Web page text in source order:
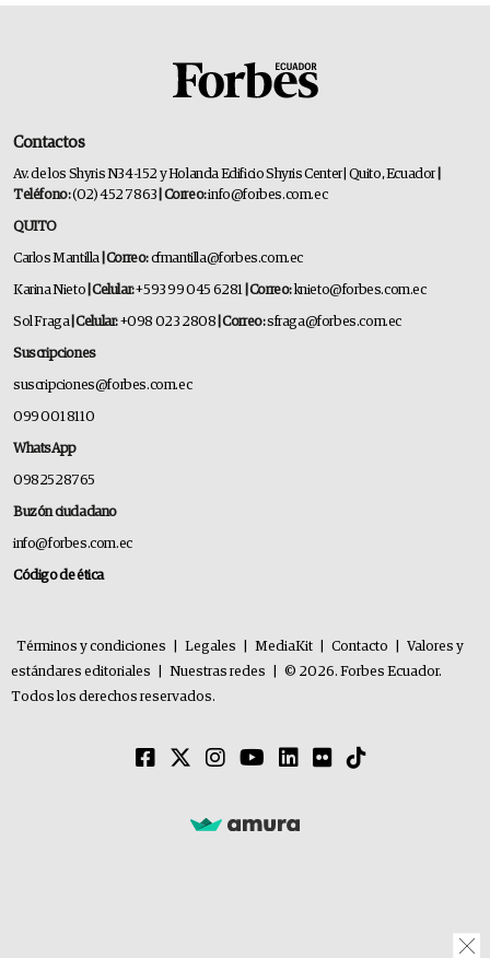
Contactos
Av. de los Shyris N34-152 y Holanda Edificio Shyris Center | Quito, Ecuador
Teléfono:(02) 452 7863 | Correo:info@forbes.com.ec
QUITO
Carlos Mantilla | Correo:cfmantilla@forbes.com.ec
Karina Nieto | Celular:+593 99 045 6281 | Correo:knieto@forbes.com.ec
Sol Fraga| Celular:+098 023 2808 | Correo:sfraga@forbes.com.ec
Suscripciones
suscripciones@forbes.com.ec
099 001 8110
WhatsApp
0982528765
Buzón ciudadano
info@forbes.com.ec
Código de ética
Términos y condiciones Legales MediaKit Contacto
Valores y
estándares editoriales
Nuestras redes
© 2026. Forbes Ecuador.
Todos los derechos reservados.